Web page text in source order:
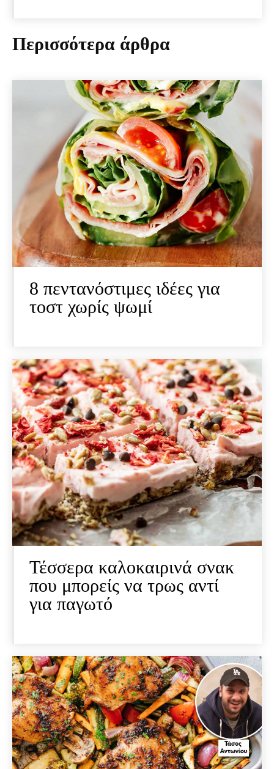
Περισσότερα άρθρα
8 πεντανόστιμες ιδέες για
τοστ χωρίς ψωμί
Τέσσερα καλοκαιρινά σνακ
που μπορείς να τρως αντί
για παγωτό